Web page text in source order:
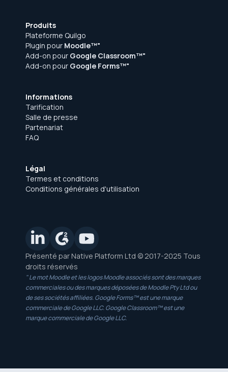
Produits
Plateforme Quilgo
Plugin pour Moodle™"
Add-on pour Google Classroom™"
Add-on pour Google Forms™"
Informations
Tarification
Salle de presse
Partenariat
FAQ
Légal
Termes et conditions
Conditions générales d'utilisation
Présenté par Native Platform Ltd © 2017-2025 Tous
droits réservés
" Le mot Moodle et les logos Moodle associés sont des marques
commerciales ou des marques déposées de Moodle Pty Ltd ou
de ses sociétés affiliées. Google Forms™ est une marque
commerciale de Google LLC. Google Classroom™ est une
marque commerciale de Google LLC.